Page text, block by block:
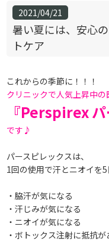
2021/04/21
暑い夏には、安心
トケア
これからの季節に！！！
クリニックで人気上昇中の
『Perspirex パ
です♪
パースピレックスは、
1回の使用で汗とニオイを
・脇汗が気になる
・汗じみが気になる
・ニオイが気になる
・ボトックス注射に抵抗が